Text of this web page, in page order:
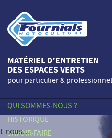
MATÉRIEL D’ENTRETIEN
DES ESPACES VERTS
pour particulier & professionnel
QUI SOMMES-NOUS ?
HISTORIQUE
SAVOIR-FAIRE